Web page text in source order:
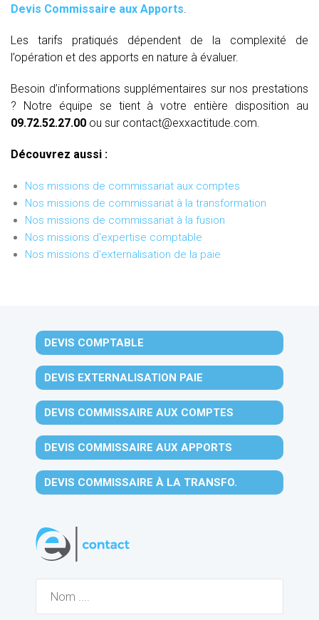
Devis Commissaire aux Apports.
Les tarifs pratiqués dépendent de la complexité de
l’opération et des apports en nature à évaluer.
Besoin d’informations supplémentaires sur nos prestations
? Notre équipe se tient à votre entière disposition au
09.72.52.27.00 ou sur contact@exxactitude.com.
Découvrez aussi :
Nos missions de commissariat aux comptes
Nos missions de commissariat à la transformation
Nos missions de commissariat à la fusion
Nos missions d'expertise comptable
Nos missions d'externalisation de la paie
DEVIS COMPTABLE
DEVIS EXTERNALISATION PAIE
DEVIS COMMISSAIRE AUX COMPTES
DEVIS COMMISSAIRE AUX APPORTS
DEVIS COMMISSAIRE À LA TRANSFO.